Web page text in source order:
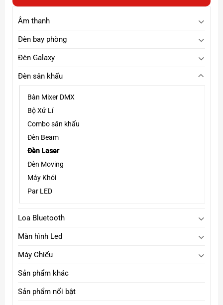
Xem thêm các dòng Click tại đây
Page :Xpace Lighting
Âm thanh
Đèn bay phòng
Đèn Galaxy
Đèn sân khấu
Bàn Mixer DMX
Bộ Xử Lí
Combo sân khấu
Đèn Beam
Đèn Laser
Đèn Moving
Máy Khói
Par LED
Loa Bluetooth
Màn hình Led
Máy Chiếu
Sản phẩm khác
Sản phẩm nổi bật